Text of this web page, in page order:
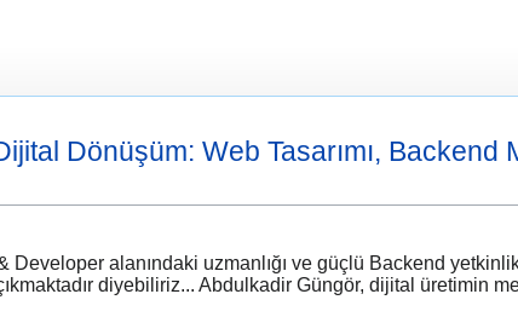
Dönüşüm: Web Tasarımı, Backend
Developer alanındaki uzmanlığı ve güçlü Backend
diyebiliriz... Abdulkadir Güngör, dijital üretimin